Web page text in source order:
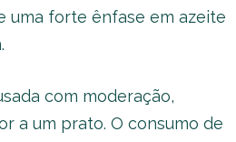
uma forte ênfase em azeite
com moderação,
a um prato. O consumo de